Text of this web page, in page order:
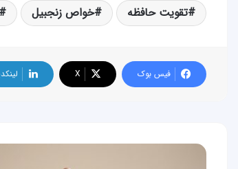
تقویت حافظه خواص زنجبیل
فیس بوک X
طب